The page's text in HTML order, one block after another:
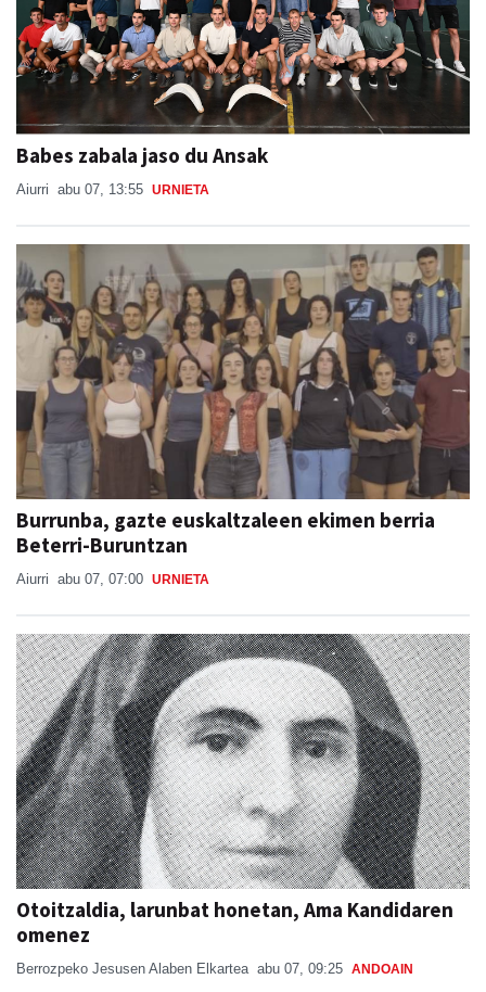
Babes zabala jaso du Ansak
Aiurri abu 07, 13:55 URNIETA
Burrunba, gazte euskaltzaleen ekimen berria
Beterri-Buruntzan
Aiurri abu 07, 07:00 URNIETA
Otoitzaldia, larunbat honetan, Ama Kandidaren
omenez
Berrozpeko Jesusen Alaben Elkartea abu 07, 09:25 ANDOAIN